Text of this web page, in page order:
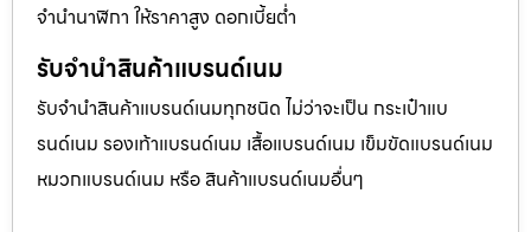
จำนำนาฬิกา ให้ราคาสูง ดอกเบี้ยต่ำ
รับจำนำสินค้าแบรนด์เนม
รับจำนำสินค้าแบรนด์เนมทุกชนิด ไม่ว่าจะเป็น กระเป๋าแบ
รนด์เนม รองเท้าแบรนด์เนม เสื้อแบรนด์เนม เข็มขัดแบรนด์เนม
หมวกแบรนด์เนม หรือ สินค้าแบรนด์เนมอื่นๆ